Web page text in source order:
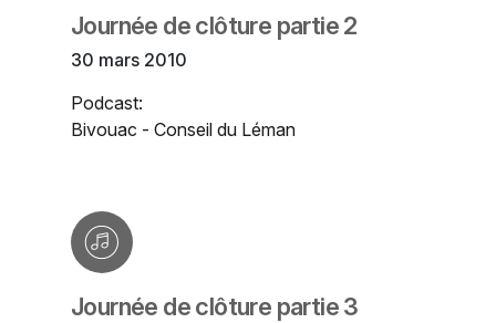
Journée de clôture partie 2
30 mars 2010
Podcast:
Bivouac - Conseil du Léman
Journée de clôture partie 3